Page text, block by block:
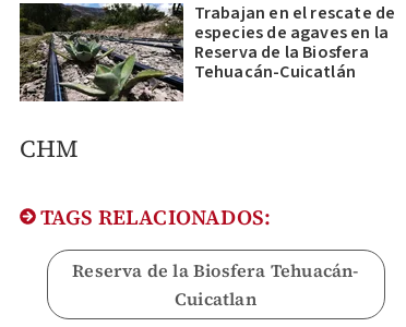
Trabajan en el rescate de
especies de agaves en la
Reserva de la Biosfera
Tehuacán-Cuicatlán
CHM
TAGS RELACIONADOS:
Reserva de la Biosfera Tehuacán-
Cuicatlan